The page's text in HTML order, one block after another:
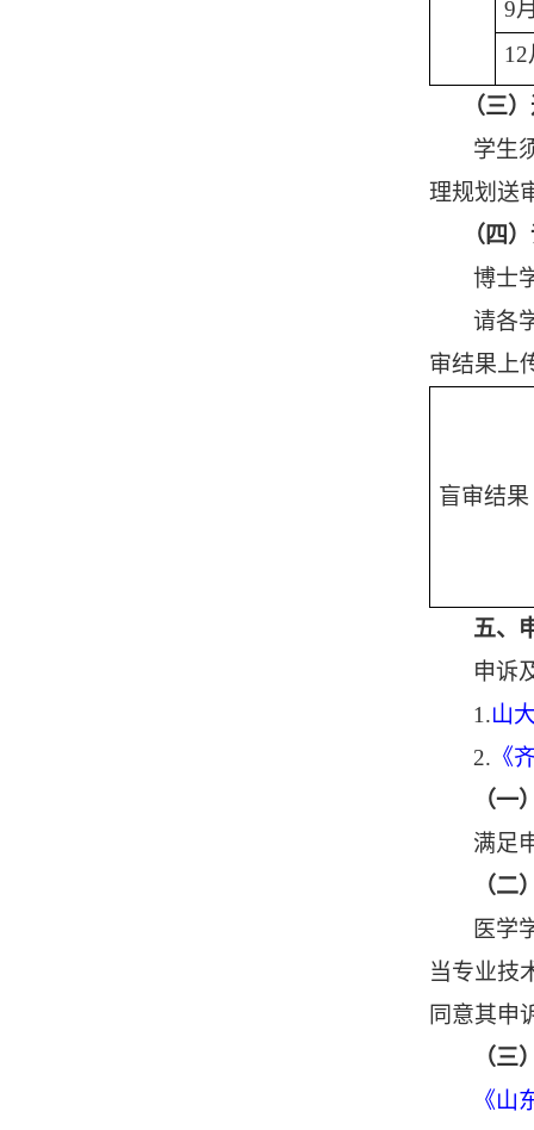
9
（三
学生
理规划送
（四
博士
请各
审结果上
盲审结果
五、
申诉
1.山
2. 《
（一
满足
（二
医学
当专业技
同意其申
（三
《山